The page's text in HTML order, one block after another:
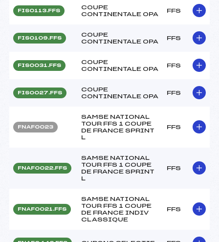
FIS0113.FFS
COUPE
CONTINENTALE OPA
FFS
FIS0109.FFS
COUPE
CONTINENTALE OPA
FFS
FIS0031.FFS
COUPE
CONTINENTALE OPA
FFS
FIS0027.FFS
COUPE
CONTINENTALE OPA
FFS
FNAF0023
SAMSE NATIONAL
TOUR FFS 1 COUPE
DE FRANCE SPRINT
L
FFS
FNAF0022.FFS
SAMSE NATIONAL
TOUR FFS 1 COUPE
DE FRANCE SPRINT
L
FFS
FNAF0021.FFS
SAMSE NATIONAL
TOUR FFS 1 COUPE
DE FRANCE INDIV
CLASSIQUE
FFS